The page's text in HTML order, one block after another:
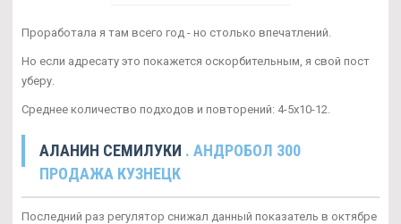
Проработала я там всего год - но столько впечатлений.
Но если адресату это покажется оскорбительным, я свой пост
уберу.
Среднее количество подходов и повторений: 4-5х10-12.
АЛАНИН СЕМИЛУКИ . АНДРОБОЛ 300
ПРОДАЖА КУЗНЕЦК
Последний раз регулятор снижал данный показатель в октябре